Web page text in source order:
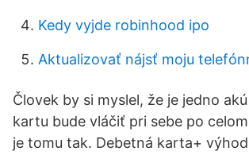
Kedy vyjde robinhood ipo
Aktualizovať nájsť moju
Človek by si myslel, že je jedno
kartu bude vláčiť pri sebe po
je tomu tak. Debetná karta+